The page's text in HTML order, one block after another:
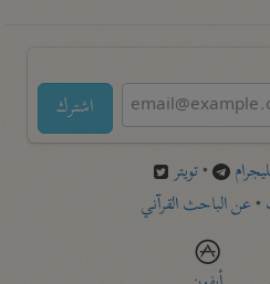
اشترك
•تويتر
•عن الباحث القرآني